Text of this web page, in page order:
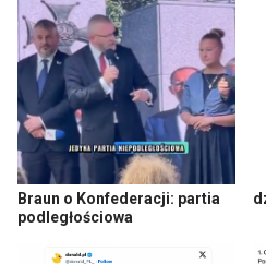
Braun o Konfederacji: partia
podległościowa